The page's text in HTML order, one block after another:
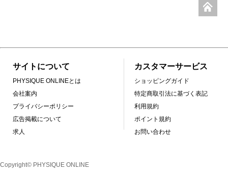
サイトについて
PHYSIQUE ONLINEとは
会社案内
プライバシーポリシー
広告掲載について
求人
カスタマーサービス
ショッピングガイド
特定商取引法に基づく表記
利用規約
ポイント規約
お問い合わせ
Copyright© PHYSIQUE ONLINE